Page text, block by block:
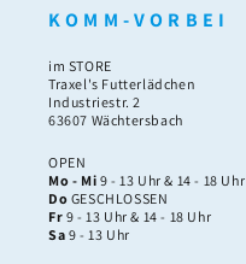
K O M M - V O R B E I
im STORE
Traxel's Futterlädchen
Industriestr. 2
63607 Wächtersbach
OPEN
Mo - Mi 9 - 13 Uhr & 14 - 18 Uhr
Do GESCHLOSSEN
Fr 9 - 13 Uhr & 14 - 18 Uhr
Sa 9 - 13 Uhr